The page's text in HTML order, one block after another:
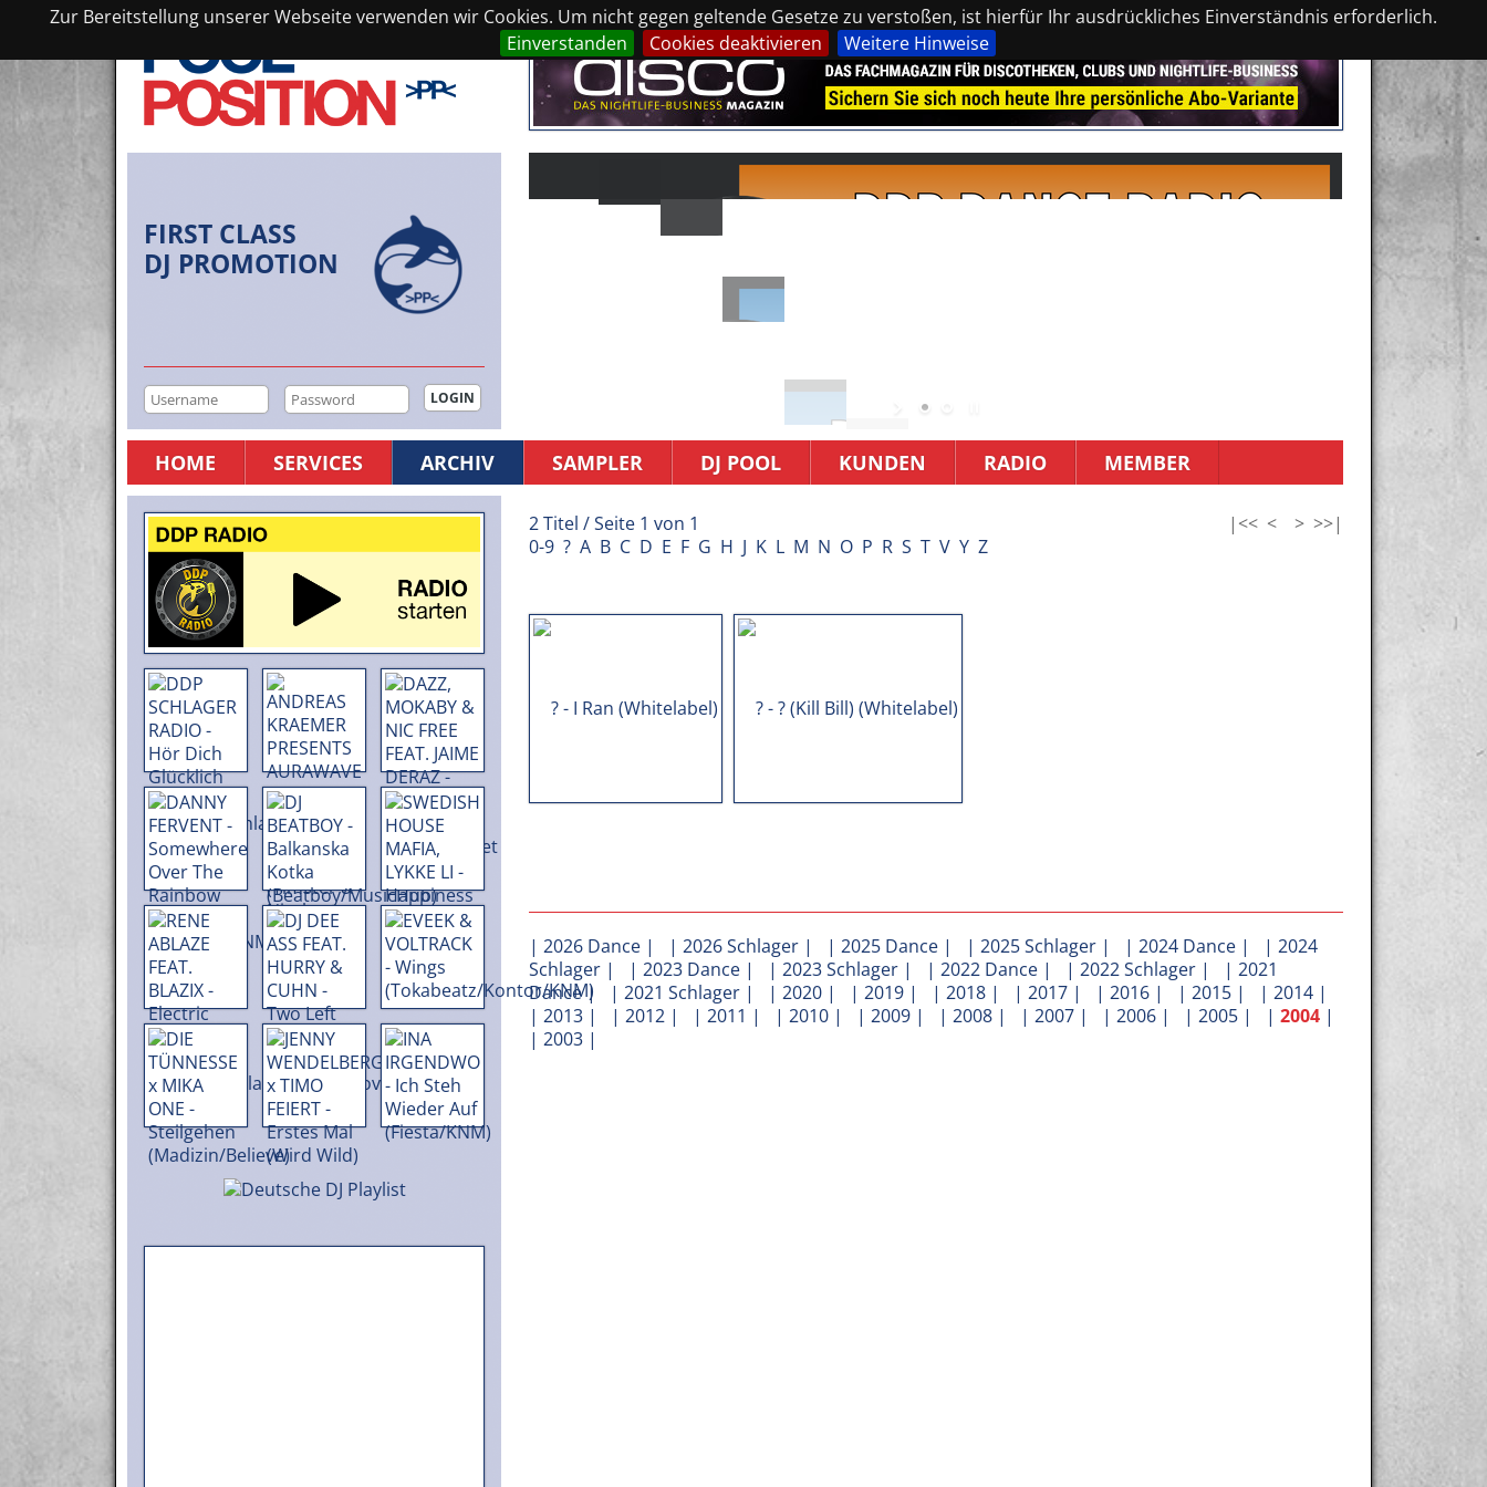
Zur Bereitstellung unserer Webseite verwenden wir Cookies. Um nicht gegen geltende Gesetze zu verstoßen, ist hierfür Ihr ausdrückliches Einverständnis erforderlich.
Einverstanden
Cookies deaktivieren Weitere Hinweise
FIRST CLASS
DJ PROMOTION
HOME SERVICES ARCHIV SAMPLER DJ POOL KUNDEN RADIO MEMBER
2 Titel / Seite 1 von 1 |<< < > >>|
0-9 ? A B C D E F G H J K L M N O P R S T V Y Z
| 2026 Dance | | 2026 Schlager | | 2025 Dance | | 2025 Schlager | | 2024 Dance | | 2024
Schlager | | 2023 Dance | | 2023 Schlager | | 2022 Dance | | 2022 Schlager | | 2021
Dance| | 2021 Schlager | | 2020 | | 2019 | | 2018 | | 2017 | | 2016 | | 2015 | | 2014 |
| 2013 | | 2012 | | 2011 | | 2010 | | 2009 | | 2008 | | 2007 | | 2006 | | 2005 | | 2004 |
| 2003 |